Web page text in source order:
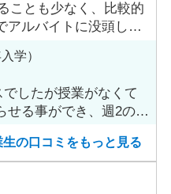
ことも少なく、比較的
アルバイトに没頭して
学）
したが授業がなくて
せる事ができ、週2のコ
生の口コミをもっと見る